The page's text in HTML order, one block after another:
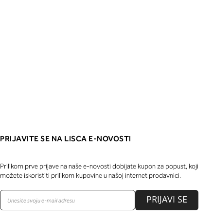
PRIJAVITE SE NA LISCA E-NOVOSTI
Prilikom prve prijave na naše e-novosti dobijate kupon za popust, koji
možete iskoristiti prilikom kupovine u našoj internet prodavnici.
PRIJAVI SE